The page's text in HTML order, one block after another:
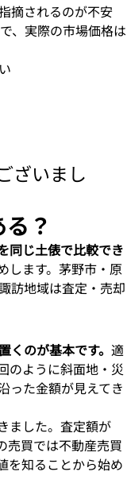
摘されるのが不安
、実際の市場価格は
ざいまし
？
同じ土俵で比較でき
します。茅野市・原
訪地域は査定・売却
くのが基本です。適
のように斜面地・災
った金額が見えてき
ました。査定額が
売買では不動産売買
を知ることから始め